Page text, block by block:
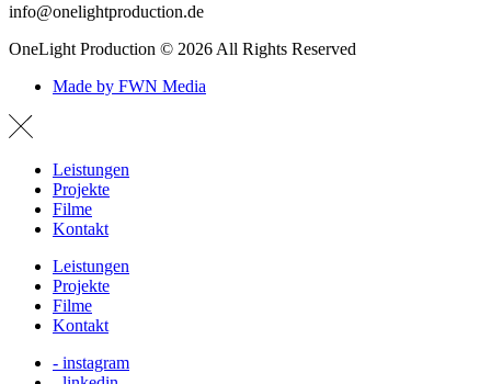
info@onelightproduction.de
OneLight Production © 2026 All Rights Reserved
Made by FWN Media
Leistungen
Projekte
Filme
Kontakt
Leistungen
Projekte
Filme
Kontakt
- instagram